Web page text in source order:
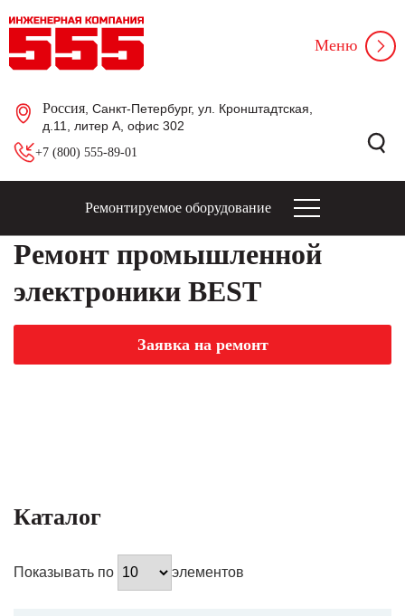
Россия , Санкт-Петербург, ул. Кронштадтская,
д.11, литер А, офис 302
+7 (800) 555-89-01
Меню
Ремонтируемое оборудование
Ремонт промышленной
электроники BEST
Заявка на ремонт
Каталог
Показывать по элементов